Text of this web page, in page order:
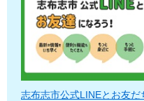
志布志市公式LINEとお友だ